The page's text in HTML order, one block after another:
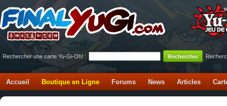
Rechercher une carte Yu-Gi-Oh! :
Accueil Boutique en Ligne Forums News Articles